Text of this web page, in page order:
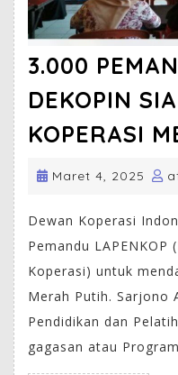
3.000
DEKOPIN
KOPERASI
Maret 4, 2025
Dewan Koperasi
Pemandu LAPENKOP
Koperasi) untuk
Merah Putih. Sarjono
Pendidikan dan
gagasan atau